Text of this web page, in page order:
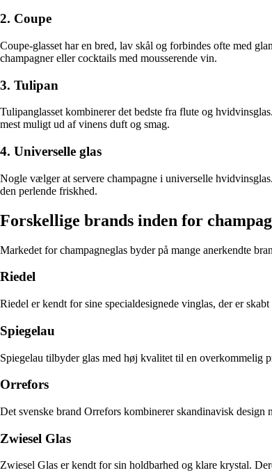
2. Coupe
Coupe-glasset har en bred, lav skål og forbindes ofte med
champagner eller cocktails med mousserende vin.
3. Tulipan
Tulipanglasset kombinerer det bedste fra flute og
mest muligt ud af vinens duft og smag.
4. Universelle glas
Nogle vælger at servere champagne i universelle
den perlende friskhed.
Forskellige brands inden for
Markedet for champagneglas byder på mange anerkendte
Riedel
Riedel er kendt for sine specialdesignede vinglas, der er
Spiegelau
Spiegelau tilbyder glas med høj kvalitet til en overkommelig
Orrefors
Det svenske brand Orrefors kombinerer skandinavisk
Zwiesel Glas
Zwiesel Glas er kendt for sin holdbarhed og klare krystal.